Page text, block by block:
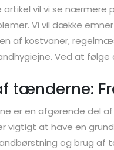
artikel vil vi se
Vi vil dække
af kostvaner,
Ved at
tænderne:
er en afgørende del
vigtigt at have en
og brug af